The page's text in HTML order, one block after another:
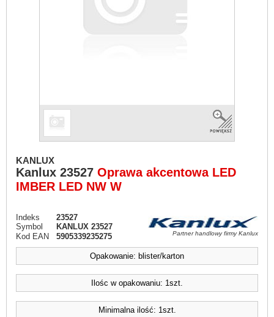
KANLUX
Kanlux 23527 Oprawa akcentowa LED
IMBER LED NW W
Indeks
23527
Symbol
KANLUX 23527
Kod EAN
5905339235275 Partner handlowy firmy Kanlux
Opakowanie: blister/karton
Ilośc w opakowaniu: 1szt.
Minimalna ilość: 1szt.